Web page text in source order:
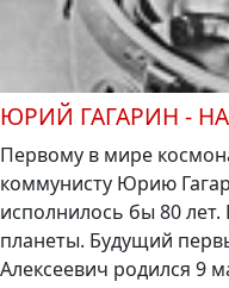
ЮРИЙ ГАГАРИН -
Первому в мире
коммунисту Юрию
исполнилось бы 80
планеты. Будущий
Алексеевич родился 9